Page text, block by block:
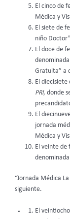
El cinco de
Médica y
El siete de
niño
El doce de
denominada
Gratuita” a
El diecisiete
PRI, donde
El
jornada
Médica y
El veinte de
denominada
“Jornada Médica
siguiente.
El